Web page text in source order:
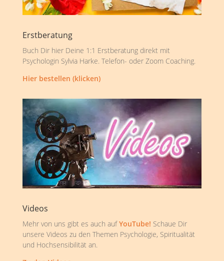
Erstberatung
Buch Dir hier Deine 1:1 Erstberatung direkt mit
Psychologin Sylvia Harke. Telefon- oder Zoom Coaching.
Hier bestellen (klicken)
Videos
Mehr von uns gibt es auch aufYouTube! Schaue Dir
unsere Videos zu den Themen Psychologie, Spiritualität
und Hochsensibilität an.